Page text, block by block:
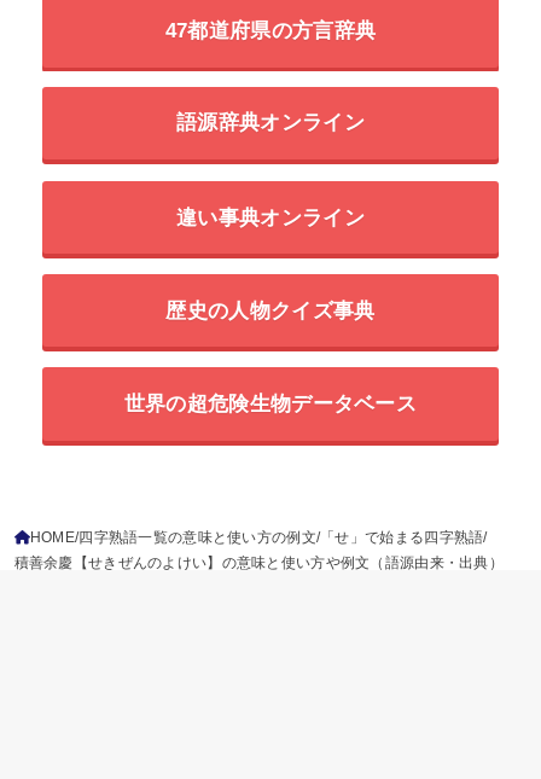
47都道府県の方言辞典
語源辞典オンライン
違い事典オンライン
歴史の人物クイズ事典
世界の超危険生物データベース
HOME 四字熟語一覧の意味と使い方の例文 「せ」で始まる四字熟語
積善余慶【せきぜんのよけい】の意味と使い方や例文（語源由来・出典）